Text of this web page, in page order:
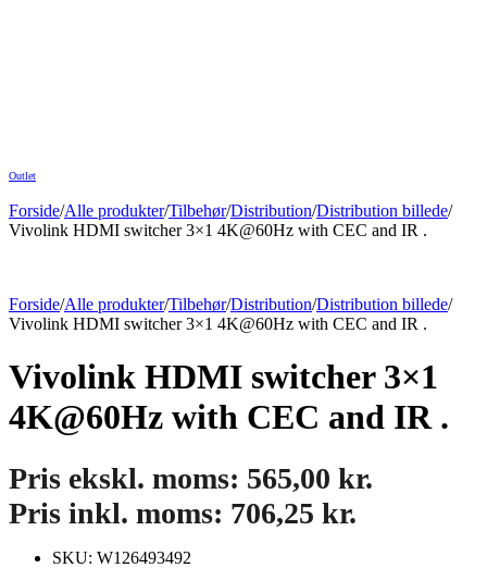
Outlet
Forside/Alle produkter/Tilbehør/Distribution/Distribution billede/
Vivolink HDMI switcher 3×1 4K@60Hz with CEC and IR .
Forside/Alle produkter/Tilbehør/Distribution/Distribution billede/
Vivolink HDMI switcher 3×1 4K@60Hz with CEC and IR .
Vivolink HDMI switcher 3×1
4K@60Hz with CEC and IR .
Pris ekskl. moms: 565,00 kr.
Pris inkl. moms: 706,25 kr.
SKU: W126493492